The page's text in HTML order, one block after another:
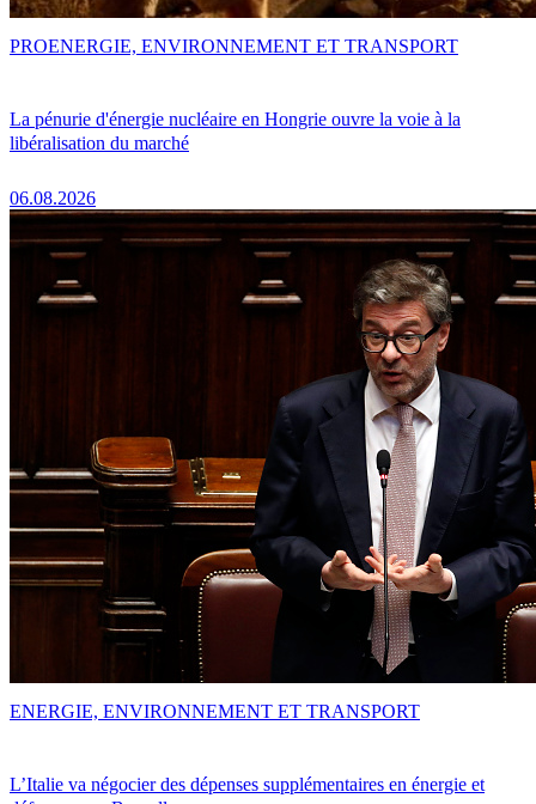
La pénurie d'énergie nucléaire en Hongrie ouvre la voie à la
libéralisation du marché
06.08.2026
PROENERGIE, ENVIRONNEMENT ET TRANSPORT
L’Italie va négocier des dépenses supplémentaires en énergie et
ENERGIE, ENVIRONNEMENT ET TRANSPORT